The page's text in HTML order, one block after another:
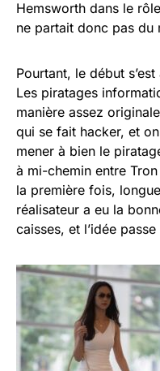
Hemsworth dans le
ne partait donc pas
Pourtant, le début
Les piratages
manière assez
qui se fait hacker, et
mener à bien le
à mi-chemin entre
la première fois,
réalisateur a eu la
caisses, et l’idée